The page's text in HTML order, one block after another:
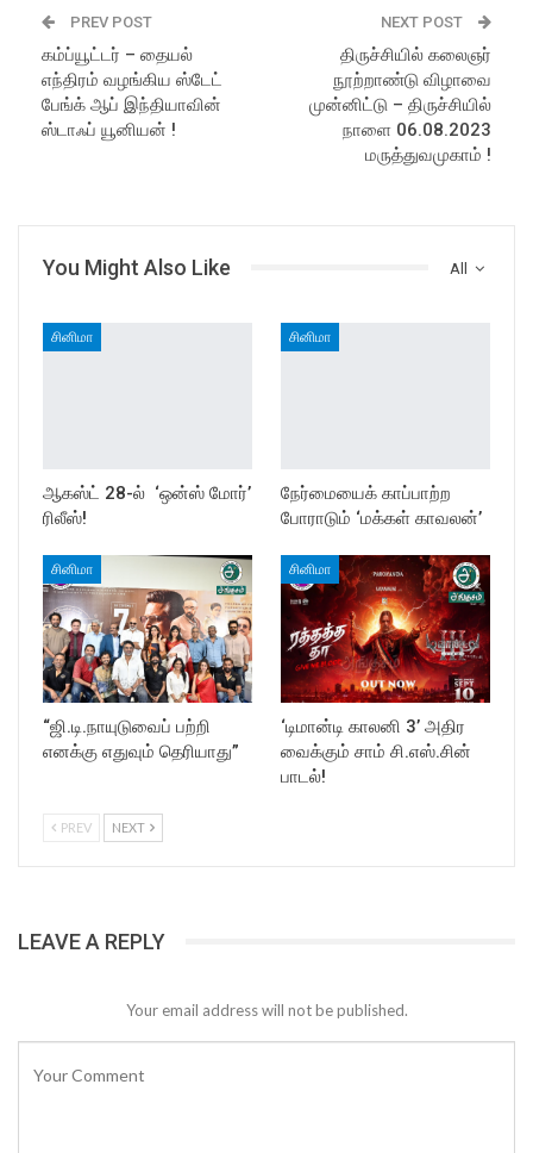
PREV POST
கம்ப்யூட்டர் – தையல்
எந்திரம் வழங்கிய ஸ்டேட்
பேங்க் ஆப் இந்தியாவின்
ஸ்டாஃப் யூனியன் !
NEXT POST
திருச்சியில் கலைஞர்
நூற்றாண்டு விழாவை
முன்னிட்டு – திருச்சியில்
நாளை 06.08.2023
மருத்துவமுகாம் !
All
You Might Also Like
சினிமா
ஆகஸ்ட் 28-ல் ‘ஒன்ஸ் மோர்’
ரிலீஸ்!
சினிமா
நேர்மையைக் காப்பாற்ற
போராடும் ‘மக்கள் காவலன்’
சினிமா
“ஜி.டி.நாயுடுவைப் பற்றி
எனக்கு எதுவும் தெரியாது”
சினிமா
‘டிமான்டி காலனி 3’ அதிர
வைக்கும் சாம் சி.எஸ்.சின்
பாடல்!
PREV NEXT
LEAVE A REPLY
Your email address will not be published.